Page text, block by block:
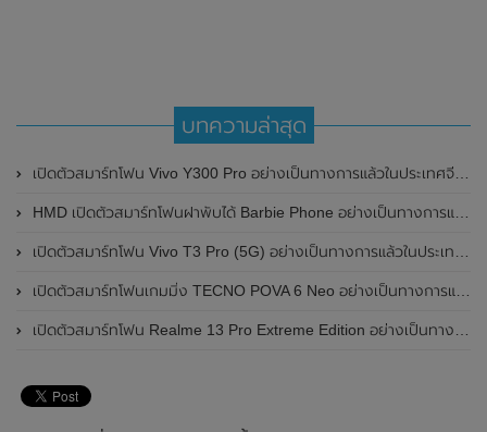
บทความล่าสุด
เปิดตัวสมาร์ทโฟน Vivo Y300 Pro อย่างเป็นทางการแล้วในประเทศจีน มาพร้อมดีไซน์พรีเมี่ยม ทนทาน และแบตเตอรี่สุดอึดขนาดใหญ่ 6,500mAh พร้อมรองรับการชาร์จไว 80W
HMD เปิดตัวสมาร์ทโฟนฝาพับได้ Barbie Phone อย่างเป็นทางการแล้ว มาพร้อมธีมสีชมพูสดใส
เปิดตัวสมาร์ทโฟน Vivo T3 Pro (5G) อย่างเป็นทางการแล้วในประเทศอินเดีย
เปิดตัวสมาร์ทโฟนเกมมิ่ง TECNO POVA 6 Neo อย่างเป็นทางการแล้วในประเทศไทย ในราคา 8,499 บาท
เปิดตัวสมาร์ทโฟน Realme 13 Pro Extreme Edition อย่างเป็นทางการแล้วในประเทศจีน